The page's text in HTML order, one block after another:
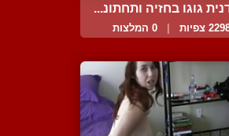
גוגו בחזיה ותחתונ...
צפיות 0 המלצות